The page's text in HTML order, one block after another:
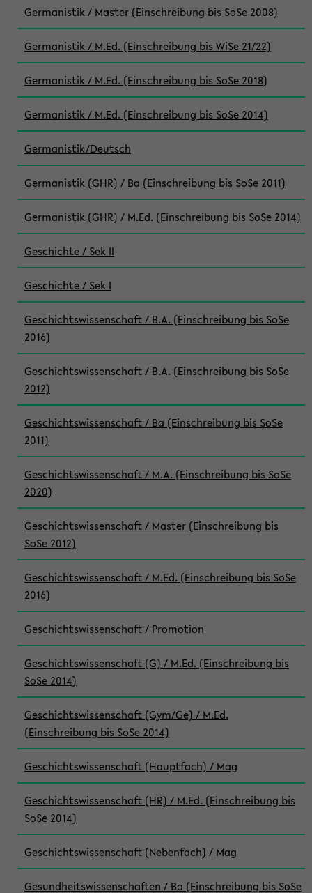
Germanistik / Master (Einschreibung bis SoSe 2008)
Germanistik / M.Ed. (Einschreibung bis WiSe 21/22)
Germanistik / M.Ed. (Einschreibung bis SoSe 2018)
Germanistik / M.Ed. (Einschreibung bis SoSe 2014)
Germanistik/Deutsch
Germanistik (GHR) / Ba (Einschreibung bis SoSe 2011)
Germanistik (GHR) / M.Ed. (Einschreibung bis SoSe 2014)
Geschichte / Sek II
Geschichte / Sek I
Geschichtswissenschaft / B.A. (Einschreibung bis SoSe
2016)
Geschichtswissenschaft / B.A. (Einschreibung bis SoSe
2012)
Geschichtswissenschaft / Ba (Einschreibung bis SoSe
2011)
Geschichtswissenschaft / M.A. (Einschreibung bis SoSe
2020)
Geschichtswissenschaft / Master (Einschreibung bis
SoSe 2012)
Geschichtswissenschaft / M.Ed. (Einschreibung bis SoSe
2016)
Geschichtswissenschaft / Promotion
Geschichtswissenschaft (G) / M.Ed. (Einschreibung bis
SoSe 2014)
Geschichtswissenschaft (Gym/Ge) / M.Ed.
(Einschreibung bis SoSe 2014)
Geschichtswissenschaft (Hauptfach) / Mag
Geschichtswissenschaft (HR) / M.Ed. (Einschreibung bis
SoSe 2014)
Geschichtswissenschaft (Nebenfach) / Mag
Gesundheitswissenschaften / Ba (Einschreibung bis SoSe